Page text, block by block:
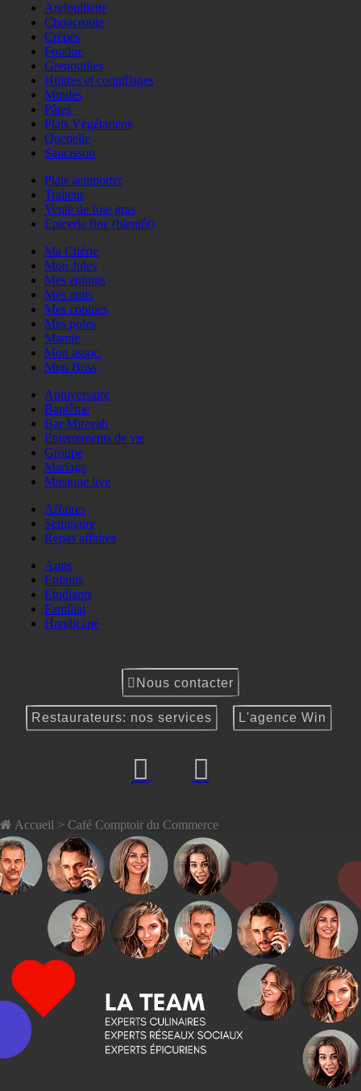
Andouillette
Choucroute
Crêpes
Fondue
Grenouilles
Huitres et coquillages
Moules
Pâtes
Plats Végétariens
Quenelle
Saucisson
Plats àemporter
Traiteur
Vente de foie gras
Epicerie fine (bientôt)
Ma Chérie
Mon Jules
Mes enfants
Mes amis
Mes copines
Mes potes
Mamie
Mon assoc.
Mon Boss
Anniversaire
Baptême
Bar Mitzvah
Enterrements de vie
Groupe
Mariage
Musique live
Affaires
Seminaire
Repas affaires
Amis
Enfants
Etudiants
Familial
Handicapé
Nous contacter
Restaurateurs: nos services L'agence Win
Accueil > Café Comptoir du Commerce